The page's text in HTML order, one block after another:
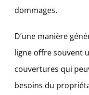
dommages.
D’une manière
ligne offre souvent
couvertures qui
besoins du